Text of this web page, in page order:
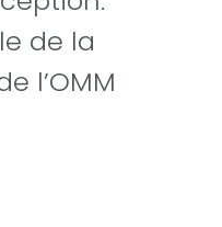
de la
l’OMM